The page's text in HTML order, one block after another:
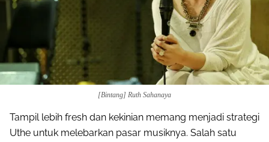
[Bintang] Ruth Sahanaya
Tampil lebih fresh dan kekinian memang menjadi strategi
Uthe untuk melebarkan pasar musiknya. Salah satu